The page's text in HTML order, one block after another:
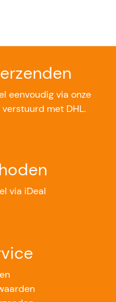
eenvoudig via onze
met DHL.
via iDeal